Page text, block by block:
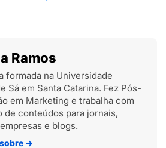
Ramos
formada na Universidade
Sá em Santa Catarina. Fez Pós-
em Marketing e trabalha com
de conteúdos para jornais,
e blogs.
→